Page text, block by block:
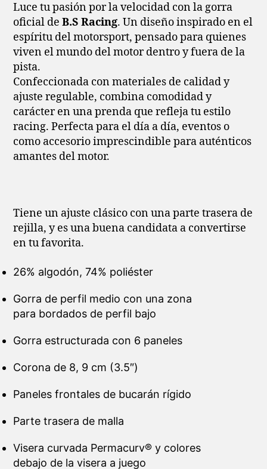
Luce tu pasión por la velocidad con la gorra
oficial deB.S Racing. Un diseño inspirado en el
espíritu del motorsport, pensado para quienes
viven el mundo del motor dentro y fuera de la
pista.
Confeccionada con materiales de calidad y
ajuste regulable, combina comodidad y
carácter en una prenda que refleja tu estilo
racing. Perfecta para el día a día, eventos o
como accesorio imprescindible para auténticos
amantes del motor.
Tiene un ajuste clásico con una parte trasera de
rejilla, y es una buena candidata a convertirse
en tu favorita.
26% algodón, 74% poliéster
Gorra de perfil medio con una zona
para bordados de perfil bajo
Gorra estructurada con 6 paneles
Corona de 8, 9 cm (3.5″)
Paneles frontales de bucarán rígido
Parte trasera de malla
Visera curvada Permacurv® y colores
debajo de la visera a juego